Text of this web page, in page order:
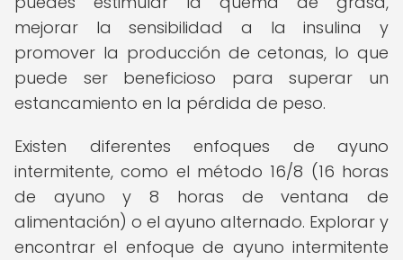
mejorar la sensibilidad a la insulina y
promover la producción de cetonas, lo que
puede ser beneficioso para superar un
estancamiento en la pérdida de peso.
Existen diferentes enfoques de ayuno
intermitente, como el método 16/8 (16 horas
de ayuno y 8 horas de ventana de
alimentación) o el ayuno alternado. Explorar y
encontrar el enfoque de ayuno intermitente